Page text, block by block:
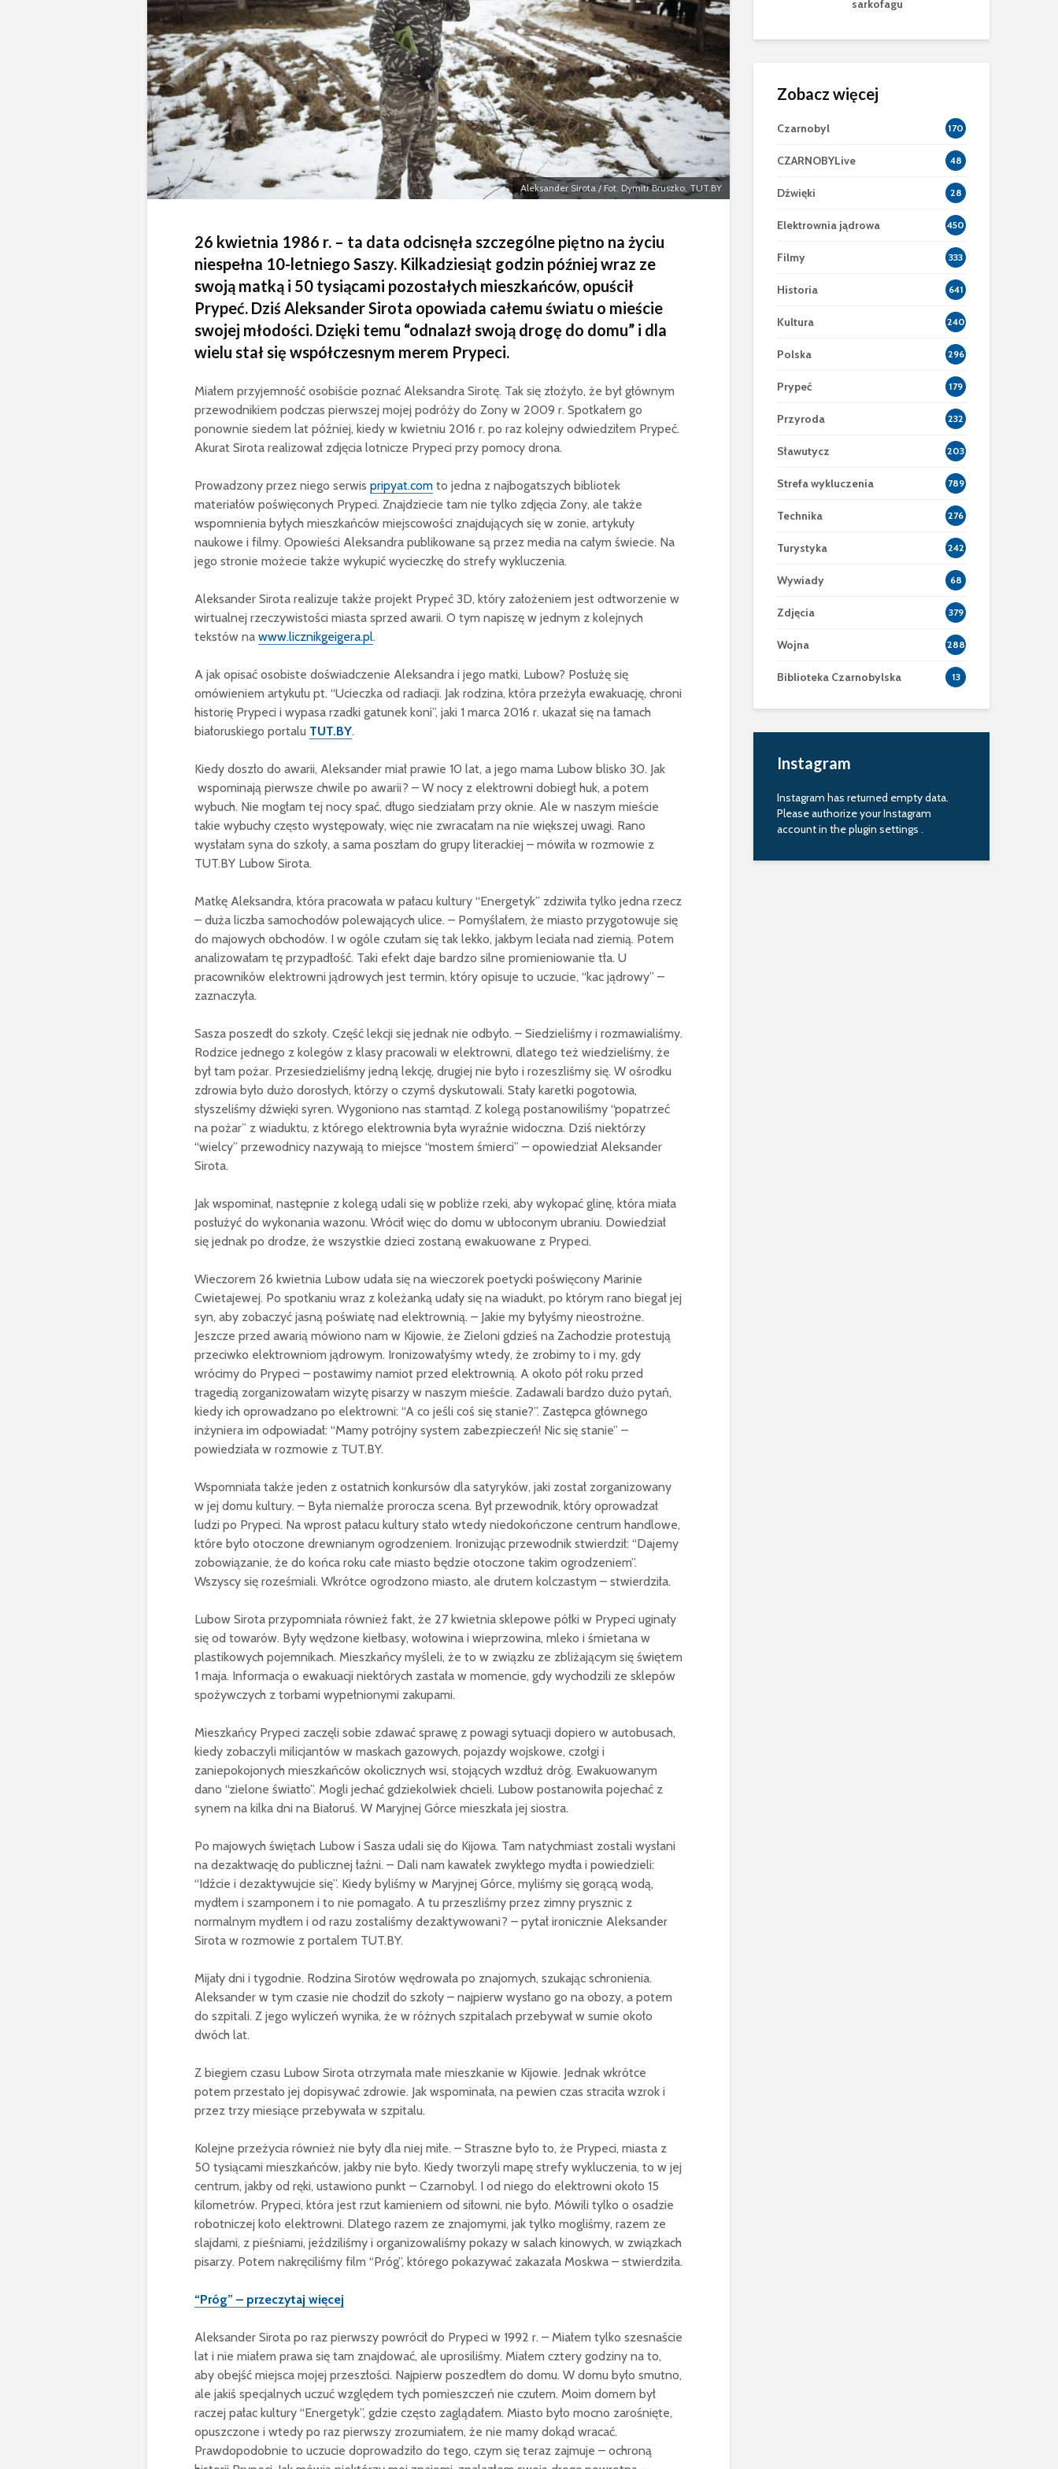
Aleksander Sirota / Fot. Dymitr Bruszko, TUT.BY
26 kwietnia 1986 r. – ta data odcisnęła szczególne piętno na życiu
niespełna 10-letniego Saszy. Kilkadziesiąt godzin później wraz ze
swoją matką i 50 tysiącami pozostałych mieszkańców, opuścił
Prypeć. Dziś Aleksander Sirota opowiada całemu światu o mieście
swojej młodości. Dzięki temu “odnalazł swoją drogę do domu” i dla
wielu stał się współczesnym merem Prypeci.
Miałem przyjemność osobiście poznać Aleksandra Sirotę. Tak się złożyło, że był głównym
przewodnikiem podczas pierwszej mojej podróży do Zony w 2009 r. Spotkałem go
ponownie siedem lat później, kiedy w kwietniu 2016 r. po raz kolejny odwiedziłem Prypeć.
Akurat Sirota realizował zdjęcia lotnicze Prypeci przy pomocy drona.
Prowadzony przez niego serwis pripyat.com to jedna z najbogatszych bibliotek
materiałów poświęconych Prypeci. Znajdziecie tam nie tylko zdjęcia Zony, ale także
wspomnienia byłych mieszkańców miejscowości znajdujących się w zonie, artykuły
naukowe i filmy. Opowieści Aleksandra publikowane są przez media na całym świecie. Na
jego stronie możecie także wykupić wycieczkę do strefy wykluczenia.
Aleksander Sirota realizuje także projekt Prypeć 3D, który założeniem jest odtworzenie w
wirtualnej rzeczywistości miasta sprzed awarii. O tym napiszę w jednym z kolejnych
tekstów na www.licznikgeigera.pl.
A jak opisać osobiste doświadczenie Aleksandra i jego matki, Lubow? Posłużę się
omówieniem artykułu pt. “Ucieczka od radiacji. Jak rodzina, która przeżyła ewakuację, chroni
historię Prypeci i wypasa rzadki gatunek koni”, jaki 1 marca 2016 r. ukazał się na łamach
białoruskiego portalu TUT.BY.
Kiedy doszło do awarii, Aleksander miał prawie 10 lat, a jego mama Lubow blisko 30. Jak
wspominają pierwsze chwile po awarii? – W nocy z elektrowni dobiegł huk, a potem
wybuch. Nie mogłam tej nocy spać, długo siedziałam przy oknie. Ale w naszym mieście
takie wybuchy często występowały, więc nie zwracałam na nie większej uwagi. Rano
wysłałam syna do szkoły, a sama poszłam do grupy literackiej – mówiła w rozmowie z
TUT.BY Lubow Sirota.
Matkę Aleksandra, która pracowała w pałacu kultury “Energetyk” zdziwiła tylko jedna rzecz
– duża liczba samochodów polewających ulice. – Pomyślałem, że miasto przygotowuje się
do majowych obchodów. I w ogóle czułam się tak lekko, jakbym leciała nad ziemią. Potem
analizowałam tę przypadłość. Taki efekt daje bardzo silne promieniowanie tła. U
pracowników elektrowni jądrowych jest termin, który opisuje to uczucie, “kac jądrowy” –
zaznaczyła.
Sasza poszedł do szkoły. Część lekcji się jednak nie odbyło. – Siedzieliśmy i rozmawialiśmy.
Rodzice jednego z kolegów z klasy pracowali w elektrowni, dlatego też wiedzieliśmy, że
był tam pożar. Przesiedzieliśmy jedną lekcję, drugiej nie było i rozeszliśmy się. W ośrodku
zdrowia było dużo dorosłych, którzy o czymś dyskutowali. Stały karetki pogotowia,
słyszeliśmy dźwięki syren. Wygoniono nas stamtąd. Z kolegą postanowiliśmy “popatrzeć
na pożar” z wiaduktu, z którego elektrownia była wyraźnie widoczna. Dziś niektórzy
“wielcy” przewodnicy nazywają to miejsce “mostem śmierci” – opowiedział Aleksander
Sirota.
Jak wspominał, następnie z kolegą udali się w pobliże rzeki, aby wykopać glinę, która miała
posłużyć do wykonania wazonu. Wrócił więc do domu w ubłoconym ubraniu. Dowiedział
się jednak po drodze, że wszystkie dzieci zostaną ewakuowane z Prypeci.
Wieczorem 26 kwietnia Lubow udała się na wieczorek poetycki poświęcony Marinie
Cwietajewej. Po spotkaniu wraz z koleżanką udały się na wiadukt, po którym rano biegał jej
syn, aby zobaczyć jasną poświatę nad elektrownią. – Jakie my byłyśmy nieostrożne.
Jeszcze przed awarią mówiono nam w Kijowie, że Zieloni gdzieś na Zachodzie protestują
przeciwko elektrowniom jądrowym. Ironizowałyśmy wtedy, że zrobimy to i my, gdy
wrócimy do Prypeci – postawimy namiot przed elektrownią. A około pół roku przed
tragedią zorganizowałam wizytę pisarzy w naszym mieście. Zadawali bardzo dużo pytań,
kiedy ich oprowadzano po elektrowni: “A co jeśli coś się stanie?”. Zastępca głównego
inżyniera im odpowiadał: “Mamy potrójny system zabezpieczeń! Nic się stanie” –
powiedziała w rozmowie z TUT.BY.
Wspomniała także jeden z ostatnich konkursów dla satyryków, jaki został zorganizowany
w jej domu kultury. – Była niemalże prorocza scena. Był przewodnik, który oprowadzał
ludzi po Prypeci. Na wprost pałacu kultury stało wtedy niedokończone centrum handlowe,
które było otoczone drewnianym ogrodzeniem. Ironizując przewodnik stwierdził: “Dajemy
zobowiązanie, że do końca roku całe miasto będzie otoczone takim ogrodzeniem”.
Wszyscy się roześmiali. Wkrótce ogrodzono miasto, ale drutem kolczastym – stwierdziła.
Lubow Sirota przypomniała również fakt, że 27 kwietnia sklepowe półki w Prypeci uginały
się od towarów. Były wędzone kiełbasy, wołowina i wieprzowina, mleko i śmietana w
plastikowych pojemnikach. Mieszkańcy myśleli, że to w związku ze zbliżającym się świętem
1 maja. Informacja o ewakuacji niektórych zastała w momencie, gdy wychodzili ze sklepów
spożywczych z torbami wypełnionymi zakupami.
Mieszkańcy Prypeci zaczęli sobie zdawać sprawę z powagi sytuacji dopiero w autobusach,
kiedy zobaczyli milicjantów w maskach gazowych, pojazdy wojskowe, czołgi i
zaniepokojonych mieszkańców okolicznych wsi, stojących wzdłuż dróg. Ewakuowanym
dano “zielone światło”. Mogli jechać gdziekolwiek chcieli. Lubow postanowiła pojechać z
synem na kilka dni na Białoruś. W Maryjnej Górce mieszkała jej siostra.
Po majowych świętach Lubow i Sasza udali się do Kijowa. Tam natychmiast zostali wysłani
na dezaktwację do publicznej łaźni. – Dali nam kawałek zwykłego mydła i powiedzieli:
“Idźcie i dezaktywujcie się”. Kiedy byliśmy w Maryjnej Górce, myliśmy się gorącą wodą,
mydłem i szamponem i to nie pomagało. A tu przeszliśmy przez zimny prysznic z
normalnym mydłem i od razu zostaliśmy dezaktywowani? – pytał ironicznie Aleksander
Sirota w rozmowie z portalem TUT.BY.
Mijały dni i tygodnie. Rodzina Sirotów wędrowała po znajomych, szukając schronienia.
Aleksander w tym czasie nie chodził do szkoły – najpierw wysłano go na obozy, a potem
do szpitali. Z jego wyliczeń wynika, że w różnych szpitalach przebywał w sumie około
dwóch lat.
Z biegiem czasu Lubow Sirota otrzymała małe mieszkanie w Kijowie. Jednak wkrótce
potem przestało jej dopisywać zdrowie. Jak wspominała, na pewien czas straciła wzrok i
przez trzy miesiące przebywała w szpitalu.
Kolejne przeżycia również nie były dla niej miłe. – Straszne było to, że Prypeci, miasta z
50 tysiącami mieszkańców, jakby nie było. Kiedy tworzyli mapę strefy wykluczenia, to w jej
centrum, jakby od ręki, ustawiono punkt – Czarnobyl. I od niego do elektrowni około 15
kilometrów. Prypeci, która jest rzut kamieniem od siłowni, nie było. Mówili tylko o osadzie
robotniczej koło elektrowni. Dlatego razem ze znajomymi, jak tylko mogliśmy, razem ze
slajdami, z pieśniami, jeździliśmy i organizowaliśmy pokazy w salach kinowych, w związkach
pisarzy. Potem nakręciliśmy film “Próg”, którego pokazywać zakazała Moskwa – stwierdziła.
“Próg” – przeczytaj więcej
Aleksander Sirota po raz pierwszy powrócił do Prypeci w 1992 r. – Miałem tylko szesnaście
lat i nie miałem prawa się tam znajdować, ale uprosiliśmy. Miałem cztery godziny na to,
aby obejść miejsca mojej przeszłości. Najpierw poszedłem do domu. W domu było smutno,
ale jakiś specjalnych uczuć względem tych pomieszczeń nie czułem. Moim domem był
raczej pałac kultury “Energetyk”, gdzie często zaglądałem. Miasto było mocno zarośnięte,
opuszczone i wtedy po raz pierwszy zrozumiałem, że nie mamy dokąd wracać.
Prawdopodobnie to uczucie doprowadziło do tego, czym się teraz zajmuje – ochroną
muzeum w Kijowie
sarkofagu
Zobacz więcej
Czarnobyl 170
CZARNOBYLive 48
Dźwięki 28
Elektrownia jądrowa 450
Filmy 333
Historia 641
Kultura 240
Polska 296
Prypeć 179
Przyroda 232
Sławutycz 203
Strefa wykluczenia 789
Technika 276
Turystyka 242
Wywiady 68
Zdjęcia 379
Wojna 288
Biblioteka Czarnobylska 13
Instagram
Instagram has returned empty data.
Please authorize your Instagram
account in theplugin settings .